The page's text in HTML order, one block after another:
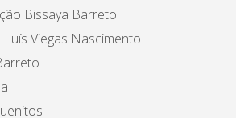
Bissaya Barreto
Viegas Nascimento